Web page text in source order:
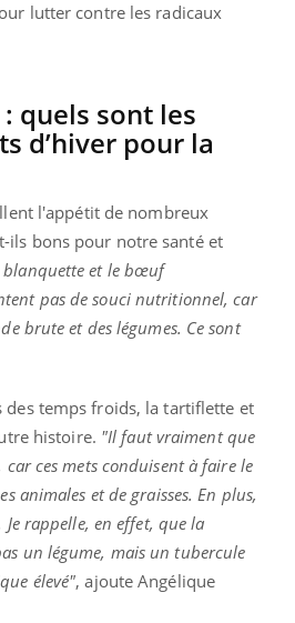
lutter contre les radicaux
quels sont les
d’hiver pour la
l'appétit de nombreux
ils bons pour notre santé et
blanquette et le bœuf
pas de souci nutritionnel, car
brute et des légumes. Ce sont
des temps froids, la tartiflette et
histoire. "Il faut vraiment que
car ces mets conduisent à faire le
animales et de graisses. En plus,
Je rappelle, en effet, que la
un légume, mais un tubercule
élevé", ajoute Angélique